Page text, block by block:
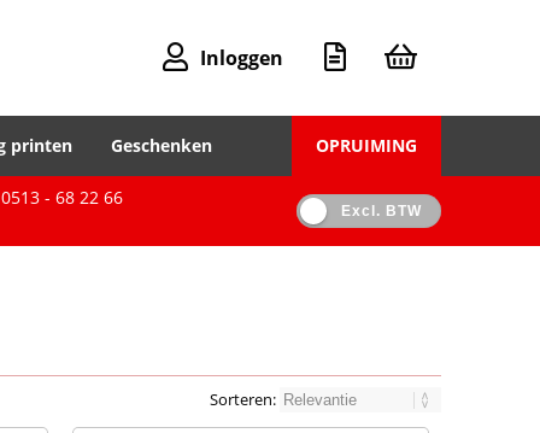
Inloggen
printen Geschenken OPRUIMING
0513 - 68 22 66
Excl. BTW
Sorteren: